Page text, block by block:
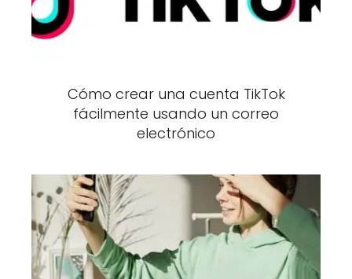
Cómo crear una cuenta TikTok
fácilmente usando un correo
electrónico